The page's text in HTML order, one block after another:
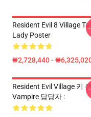
Resident Evil 8 Village
Lady Poster
₩2,728,440 -
Resident Evil Village 키
Vampire 담당자 :